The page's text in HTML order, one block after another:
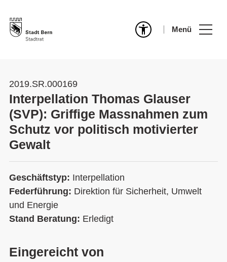
Menü
2019.SR.000169
Interpellation Thomas Glauser
(SVP): Griffige Massnahmen zum
Schutz vor politisch motivierter
Gewalt
Geschäftstyp: Interpellation
Federführung: Direktion für Sicherheit, Umwelt
und Energie
Stand Beratung: Erledigt
Eingereicht von